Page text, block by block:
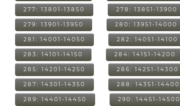
277: 13801-13850 278: 13851-13900
279: 13901-13950 280: 13951-14000
281: 14001-14050 282: 14051-14100
283: 14101-14150 284: 14151-14200
285: 14201-14250 286: 14251-14300
287: 14301-14350 288: 14351-14400
289: 14401-14450 290: 14451-14500